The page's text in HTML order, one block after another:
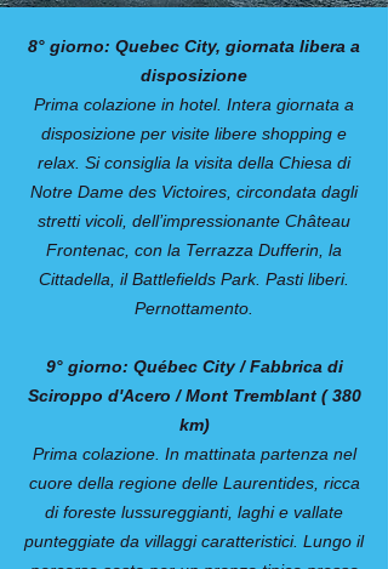
8° giorno: Quebec City, giornata libera a
disposizione
Prima colazione in hotel. Intera giornata a
disposizione per visite libere shopping e
relax. Si consiglia la visita della Chiesa di
Notre Dame des Victoires, circondata dagli
stretti vicoli, dell’impressionante Château
Frontenac, con la Terrazza Dufferin, la
Cittadella, il Battlefields Park. Pasti liberi.
Pernottamento.
9° giorno: Québec City / Fabbrica di
Sciroppo d'Acero / Mont Tremblant ( 380
km)
Prima colazione. In mattinata partenza nel
cuore della regione delle Laurentides, ricca
di foreste lussureggianti, laghi e vallate
punteggiate da villaggi caratteristici. Lungo il